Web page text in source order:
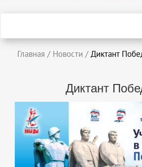
Главная / Новости / Диктант
Диктант